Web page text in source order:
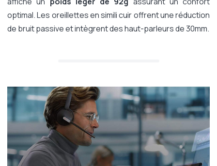
optimal. Les oreillettes en simili cuir offrent une réduction
de bruit passive et intègrent des haut-parleurs de 30mm.